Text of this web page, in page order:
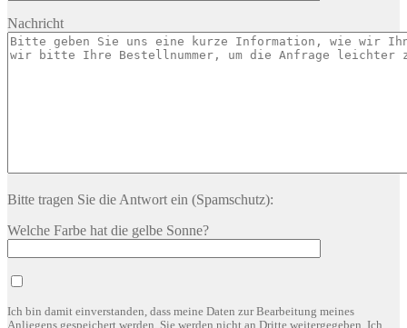
Nachricht
Bitte tragen Sie die Antwort ein (Spamschutz):
Welche Farbe hat die gelbe Sonne?
Ich bin damit einverstanden, dass meine Daten zur Bearbeitung meines
Anliegens gespeichert werden. Sie werden nicht an Dritte weitergegeben. Ich